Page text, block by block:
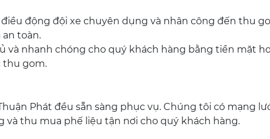
điều động đội xe chuyên dụng và nhân công đến thu
toàn.
và nhanh chóng cho quý khách hàng bằng tiền mặt
thu gom.
Phát đều sẵn sàng phục vụ. Chúng tôi có mạng
thu mua phế liệu tận nơi cho quý khách hàng.